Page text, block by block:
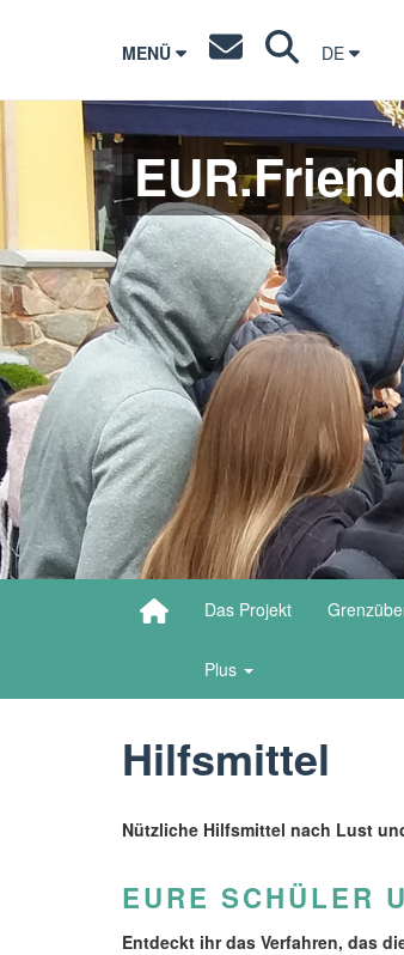
MENÜ DE
Das Projekt
Plus
Hilfsmittel
Nützliche Hilfsmittel nach Lust
EURE SCHÜLER
Entdeckt ihr das Verfahren, das